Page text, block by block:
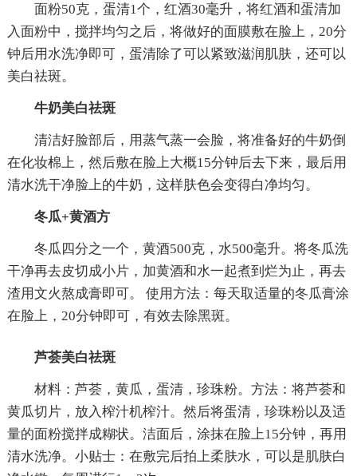
面粉50克，蛋清1个，红酒30毫升，将红酒和蛋清加
入面粉中，搅拌均匀之后，将做好的面膜敷在脸上，20分
钟后用水洗净即可，蛋清除了可以紧致滋润肌肤，还可以
美白祛斑。
牛奶美白祛斑
清洁好脸部后，用蒸气蒸一会脸，将准备好的牛奶倒
在化妆棉上，然后敷在脸上大概15分钟后去下来，最后用
清水洗干净脸上的牛奶，这样肤色会变得白净均匀。
冬瓜+黄酒方
冬瓜四分之一个，黄酒500克，水500毫升。将冬瓜洗
干净再去皮切成小片，加黄酒和水一起煮到烂为止，再去
渣用文火熬成膏即可。 使用方法：每天取适量的冬瓜膏涂
在脸上，20分钟即可，有效去除黑斑。
芦荟美白祛斑
材料：芦荟，黄瓜，蛋清，珍珠粉。方法：将芦荟和
黄瓜切片，放入榨汁机榨汁。然后将蛋清，珍珠粉以及适
量的面粉搅拌成糊状。洁面后，涂抹在脸上15分钟，再用
清水洗净。小贴士：在敷完后拍上柔肤水，可以是肌肤白